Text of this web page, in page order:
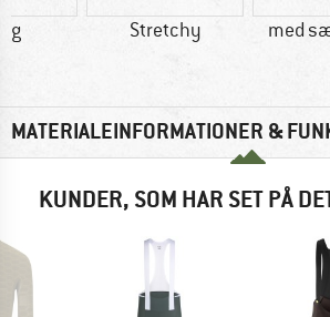
g Stretchy med
MATERIALEINFORMATIONER &
KUNDER, SOM HAR SET PÅ